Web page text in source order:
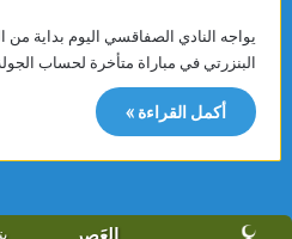
يواجه النادي الصفاقسي اليوم بداية من
البنزرتي في مباراة متأخرة لحساب الجولة 14 من
أكمل القراءة »